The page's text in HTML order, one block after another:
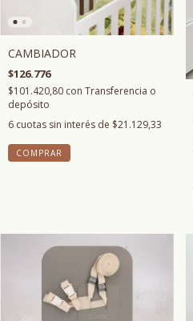
CAMBIADOR
$126.776
$101.420,80 con Transferencia o
depósito
6 cuotas sin interés de $21.129,33
COMPRAR